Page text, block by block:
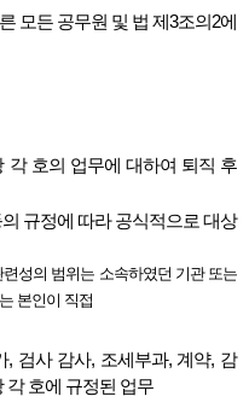
모든 공무원 및 법 제3조의2에
각 호의 업무에 대하여 퇴직 후
규정에 따라 공식적으로 대상
성의 범위는 소속하였던 기관 또는
본인이 직접
, 검사 감사, 조세부과, 계약, 감
각 호에 규정된 업무